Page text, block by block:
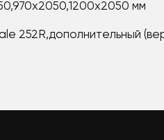
мм
252R,дополнительный